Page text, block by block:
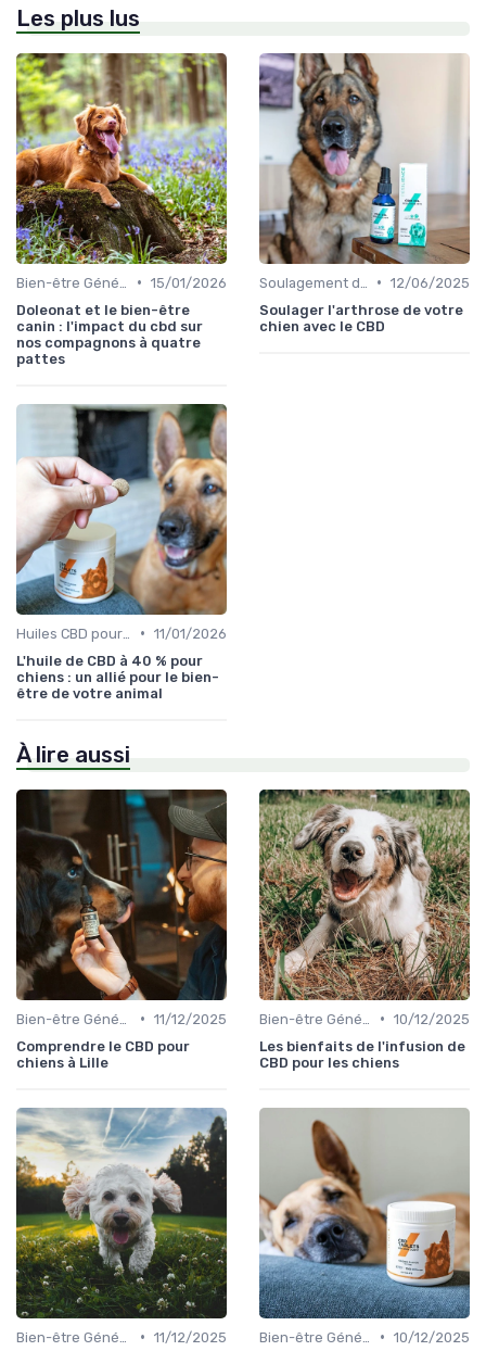
Les plus lus
• 15/01/2026
Doleonat et le bien-être
canin : l'impact du cbd sur
nos compagnons à quatre
pattes
• 12/06/2025
Soulager l'arthrose de votre
chien avec le CBD
• 11/01/2026
L'huile de CBD à 40 % pour
chiens : un allié pour le bien-
être de votre animal
À lire aussi
• 11/12/2025
Comprendre le CBD pour
chiens à Lille
• 10/12/2025
Les bienfaits de l'infusion de
CBD pour les chiens
• 11/12/2025
• 10/12/2025